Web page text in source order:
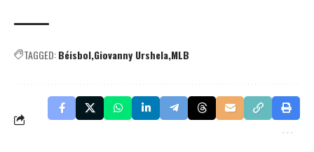
TAGGED:Béisbol Giovanny Urshela MLB